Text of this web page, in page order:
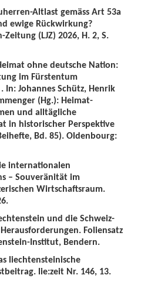
Altlast gemäss Art 53a
ewige Rückwirkung?
(LJZ) 2026, H. 2, S.
ohne deutsche Nation:
im Fürstentum
In: Johannes Schütz, Henrik
(Hg.): Heimat-
und alltägliche
in historischer Perspektive
Bd. 85). Oldenbourg:
internationalen
– Souveränität im
Wirtschaftsraum.
und die Schweiz-
Foliensatz
Institut, Bendern.
liechtensteinische
lie:zeit Nr. 146, 13.